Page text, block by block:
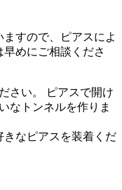
すので、ピアスによ
めにご相談くださ
さい。 ピアスで開け
なトンネルを作りま
なピアスを装着くだ